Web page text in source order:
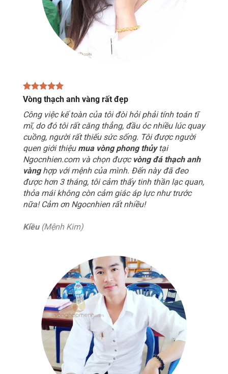
Vòng thạch anh vàng rất đẹp
Công việc kế toàn của tôi đòi hỏi phải tính toán tĩ
mĩ, do đó tôi rất căng thẳng, đầu óc nhiều lúc quay
cuồng, người rất thiếu sức sống. Tôi được người
quen giới thiệu mua vòng phong thủytại
Ngocnhien.com và chọn được vòng đá thạch anh
vànghợp với mệnh của mình. Đến này đã đeo
được hơn 3 tháng, tôi cảm thấy tinh thần lạc quan,
thỏa mái không còn cảm giác áp lực như trước
nữa! Cảm ơn Ngocnhien rất nhiều!
Kiều(Mệnh Kim)